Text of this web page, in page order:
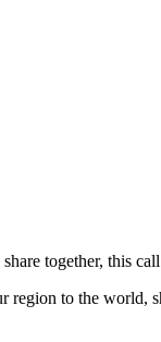
together, this
to the world,